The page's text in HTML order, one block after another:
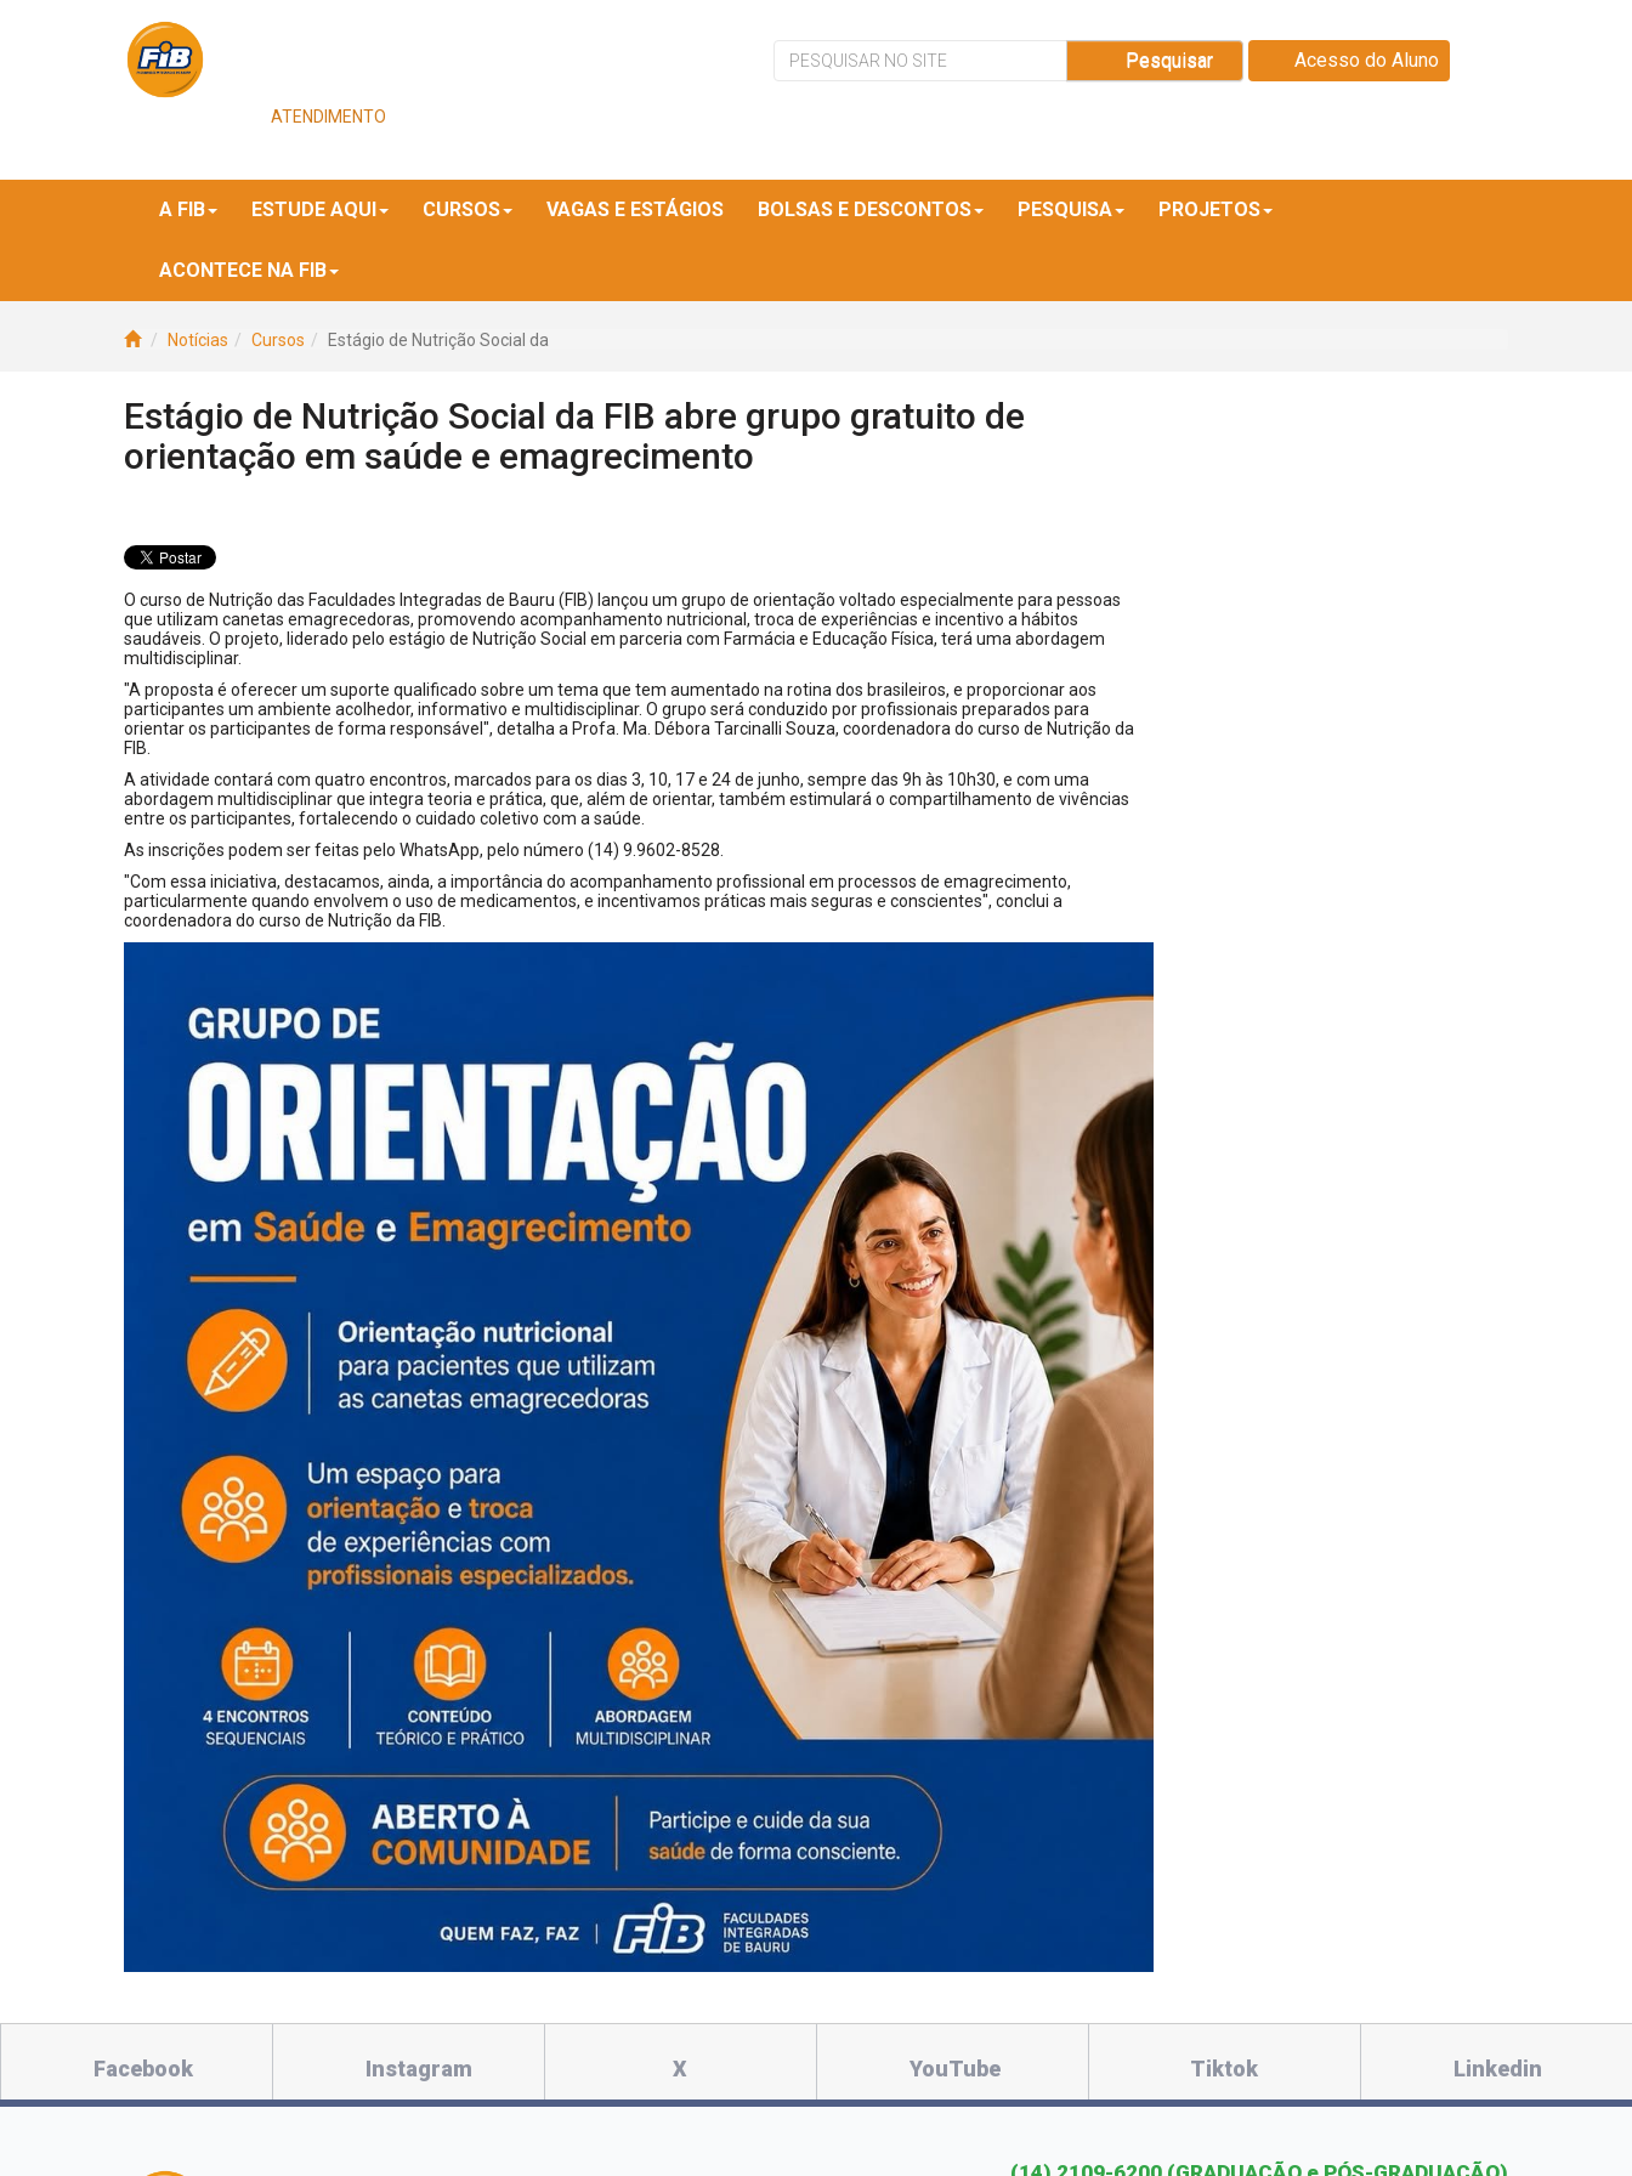
ATENDIMENTO
Pesquisar Acesso do Aluno
A FIB ESTUDE AQUI CURSOS VAGAS E ESTÁGIOS BOLSAS E DESCONTOS PESQUISA PROJETOS
ACONTECE NA FIB
Notícias Cursos Estágio de Nutrição Social da
Estágio de Nutrição Social da FIB abre grupo gratuito de
orientação em saúde e emagrecimento
O curso de Nutrição das Faculdades Integradas de Bauru (FIB) lançou um grupo de orientação voltado especialmente para pessoas
que utilizam canetas emagrecedoras, promovendo acompanhamento nutricional, troca de experiências e incentivo a hábitos
saudáveis. O projeto, liderado pelo estágio de Nutrição Social em parceria com Farmácia e Educação Física, terá uma abordagem
multidisciplinar.
"A proposta é oferecer um suporte qualificado sobre um tema que tem aumentado na rotina dos brasileiros, e proporcionar aos
participantes um ambiente acolhedor, informativo e multidisciplinar. O grupo será conduzido por profissionais preparados para
orientar os participantes de forma responsável", detalha a Profa. Ma. Débora Tarcinalli Souza, coordenadora do curso de Nutrição da
FIB.
A atividade contará com quatro encontros, marcados para os dias 3, 10, 17 e 24 de junho, sempre das 9h às 10h30, e com uma
abordagem multidisciplinar que integra teoria e prática, que, além de orientar, também estimulará o compartilhamento de vivências
entre os participantes, fortalecendo o cuidado coletivo com a saúde.
As inscrições podem ser feitas pelo WhatsApp, pelo número (14) 9.9602-8528.
"Com essa iniciativa, destacamos, ainda, a importância do acompanhamento profissional em processos de emagrecimento,
particularmente quando envolvem o uso de medicamentos, e incentivamos práticas mais seguras e conscientes", conclui a
coordenadora do curso de Nutrição da FIB.
Facebook Instagram X YouTube Tiktok Linkedin